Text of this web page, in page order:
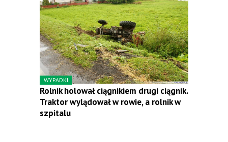
WYPADKI
Rolnik holował ciągnikiem drugi ciągnik.
Traktor wylądował w rowie, a rolnik w
szpitalu